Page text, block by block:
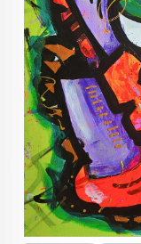
POP ART
FARGERIK KUNST
MALERIER TIL SALGS
KUNST
KUNSTNER BLOGG -
STORE MALERIER TIL
NORSK KUNST